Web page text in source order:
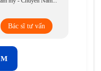
Bác sĩ tư vấn